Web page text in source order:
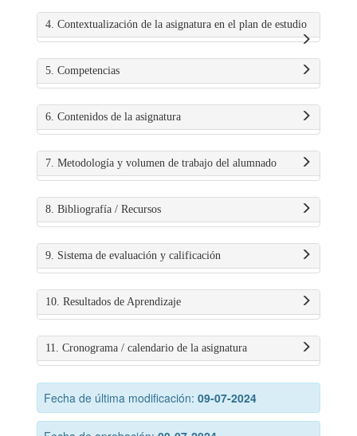
4. Contextualización de la asignatura en el plan de estudio
5. Competencias
6. Contenidos de la asignatura
7. Metodología y volumen de trabajo del alumnado
8. Bibliografía / Recursos
9. Sistema de evaluación y calificación
10. Resultados de Aprendizaje
11. Cronograma / calendario de la asignatura
Fecha de última modificación: 09-07-2024